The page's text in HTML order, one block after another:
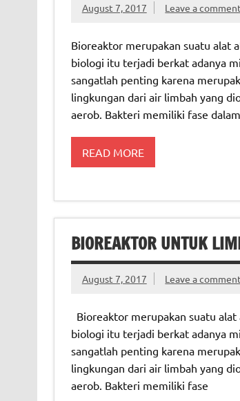
August 7, 2017 Leave a comment
Bioreaktor merupakan suatu alat
biologi itu terjadi berkat adanya
sangatlah penting karena
lingkungan dari air limbah yang
aerob. Bakteri memiliki fase dalam
READ MORE
BIOREAKTOR UNTUK
August 7, 2017 Leave a comment
Bioreaktor merupakan suatu
biologi itu terjadi berkat adanya
sangatlah penting karena
lingkungan dari air limbah yang
aerob. Bakteri memiliki fase